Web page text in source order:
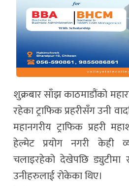
शुक्रबार साँझ काठमाडौंको
रहेका ट्राफिक प्रहरीसँग उनी
महानगरीय ट्राफिक प्रहरी
हेल्मेट प्रयोग नगरी केही
चलाइरहेको देखेपछि ड्युटीमा
उनीहरुलाई रोकेका थिए।